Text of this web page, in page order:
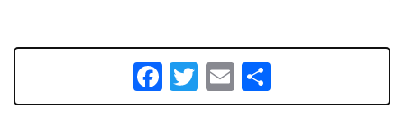
Facebook
Twitter
Email
有